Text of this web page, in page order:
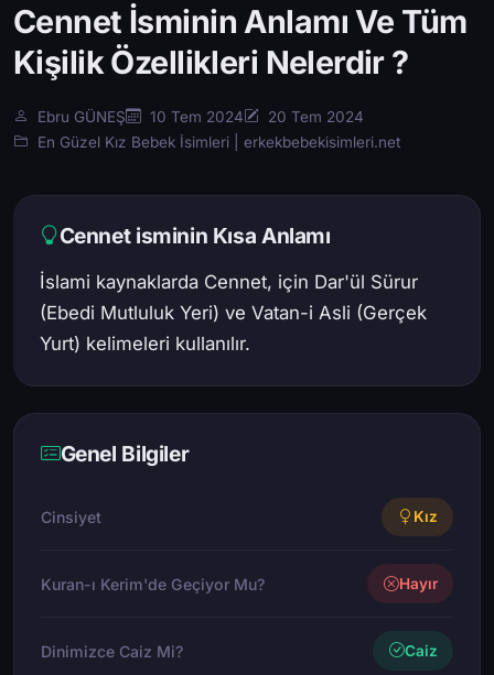
Cennet İsminin Anlamı Ve Tüm
Kişilik Özellikleri Nelerdir ?
Ebru GÜNEŞ 10 Tem 2024
20 Tem 2024
En Güzel Kız Bebek İsimleri | erkekbebekisimleri.net
Cennet isminin Kısa Anlamı
İslami kaynaklarda Cennet, için Dar'ül Sürur
(Ebedi Mutluluk Yeri) ve Vatan-i Asli (Gerçek
Yurt) kelimeleri kullanılır.
Genel Bilgiler
Cinsiyet Kız
Kuran-ı Kerim'de Geçiyor Mu? Hayır
Dinimizce Caiz Mi? Caiz